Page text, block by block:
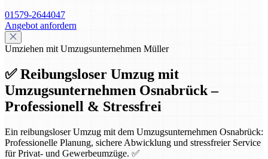
01579-2644047
Angebot anfordern
Umziehen mit Umzugsunternehmen Müller
✅ Reibungsloser Umzug mit
Umzugsunternehmen Osnabrück –
Professionell & Stressfrei
Ein reibungsloser Umzug mit dem Umzugsunternehmen Osnabrück:
Professionelle Planung, sichere Abwicklung und stressfreier Service
für Privat- und Gewerbeumzüge. ✅